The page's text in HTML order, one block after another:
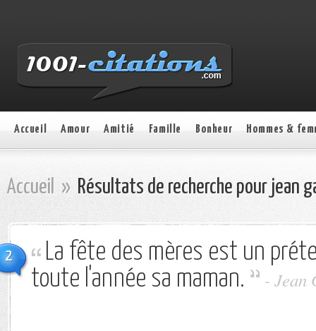
Accueil Amour Amitié Famille Bonheur Hommes &
Accueil » Résultats de recherche pour jean
2
La fête des mères est un
toute l'année sa maman.
- Jean